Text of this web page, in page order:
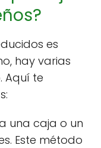
es
hay varias
Aquí te
una caja o un
Este método